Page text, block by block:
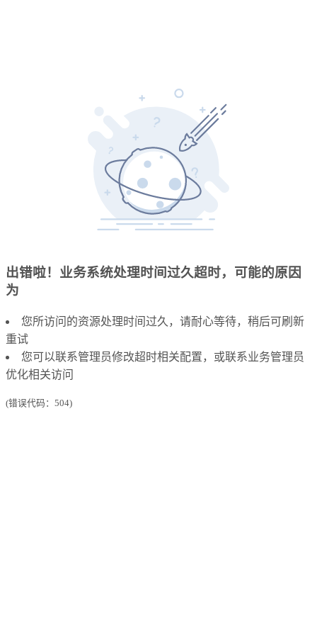
出错啦！业务系统处理时间过久超时，可能的原因
为
您所访问的资源处理时间过久，请耐心等待，稍后可刷新
重试
您可以联系管理员修改超时相关配置，或联系业务管理员
优化相关访问
(错误代码：504)